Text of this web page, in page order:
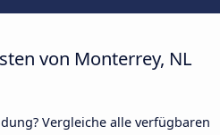
von Monterrey, NL
Vergleiche alle verfügbaren